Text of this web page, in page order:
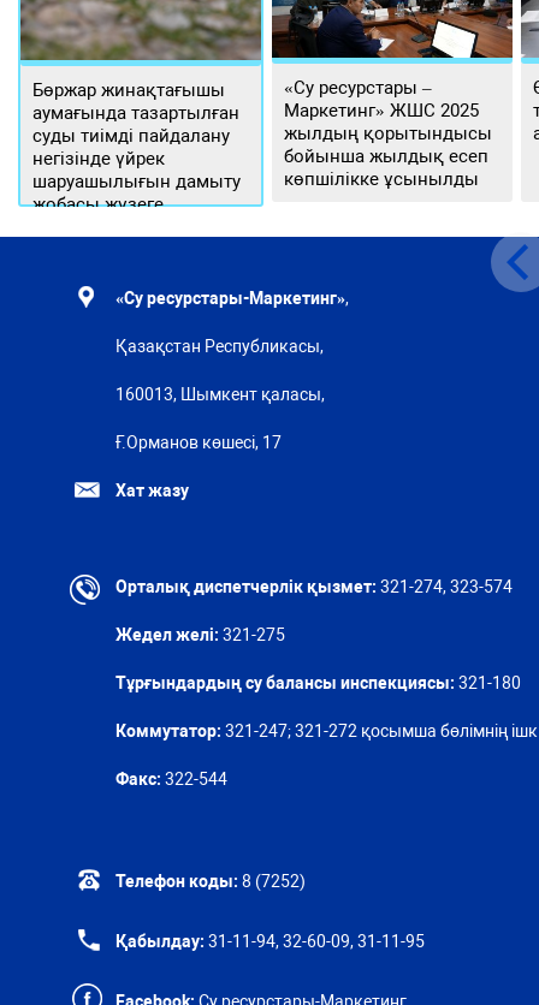
Бөржар жинақтағышы
аумағында тазартылған
суды тиімді пайдалану
негізінде үйрек
шаруашылығын дамыту
жобасы жүзеге
«Су ресурстары –
Маркетинг» ЖШС 2025
жылдың қорытындысы
бойынша жылдық есеп
көпшілікке ұсынылды
«Су ресурстары-Маркетинг»,
Қазақстан Республикасы,
160013, Шымкент қаласы,
Ғ.Орманов көшесі, 17
Хат жазу
Орталық диспетчерлік қызмет: 321-274, 323-574
Жедел желі: 321-275
Тұрғындардың су балансы инспекциясы: 321-180
Коммутатор: 321-247; 321-272 қосымша бөлімнің ішкі
Факс: 322-544
Телефон коды: 8 (7252)
Қабылдау: 31-11-94, 32-60-09, 31-11-95